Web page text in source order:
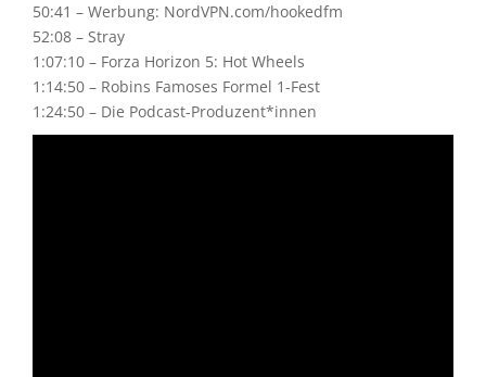
50:41 – Werbung: NordVPN.com/hookedfm
52:08 – Stray
1:07:10 – Forza Horizon 5: Hot Wheels
1:14:50 – Robins Famoses Formel 1-Fest
1:24:50 – Die Podcast-Produzent*innen